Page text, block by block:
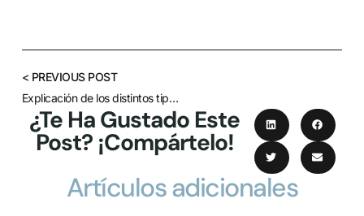
¿Te Ha Gustado Este
Post? ¡Compártelo!
< PREVIOUS POST
Explicación de los distintos tipos de patentes
Artículos adicionales